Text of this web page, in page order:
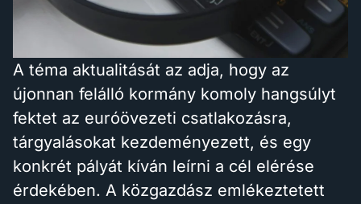
A téma aktualitását az adja, hogy az
újonnan felálló kormány komoly hangsúlyt
fektet az euróövezeti csatlakozásra,
tárgyalásokat kezdeményezett, és egy
konkrét pályát kíván leírni a cél elérése
érdekében. A közgazdász emlékeztetett